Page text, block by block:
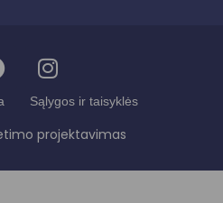
Sąlygos ir taisyklės
projektavimas